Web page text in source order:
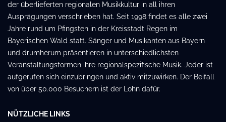
der überlieferten regionalen Musikkultur in all ihren
Ausprägungen verschrieben hat. Seit 1998 findet es alle zwei
Jahre rund um Pfingsten in der Kreisstadt Regen im
Bayerischen Wald statt. Sänger und Musikanten aus Bayern
und drumherum präsentieren in unterschiedlichsten
Veranstaltungsformen ihre regionalspezifische Musik. Jeder ist
aufgerufen sich einzubringen und aktiv mitzuwirken. Der Beifall
von über 50.000 Besuchern ist der Lohn dafür.
NÜTZLICHE LINKS